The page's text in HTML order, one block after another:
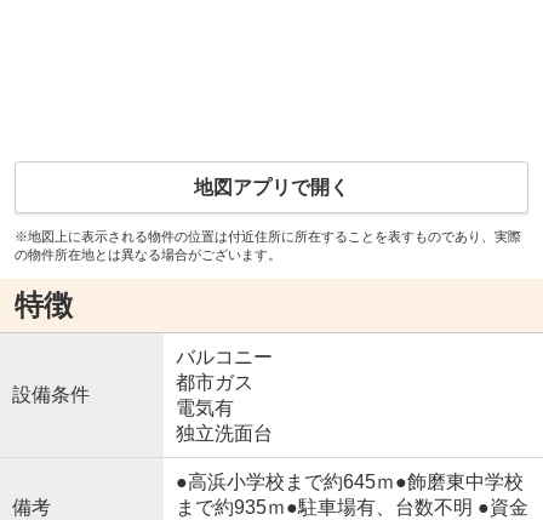
地図アプリで開く
※地図上に表示される物件の位置は付近住所に所在することを表すものであり、実際
の物件所在地とは異なる場合がございます。
特徴
設備条件
バルコニー
都市ガス
電気有
独立洗面台
備考
●高浜小学校まで約645ｍ●飾磨東中学校
まで約935ｍ●駐車場有、台数不明 ●資金